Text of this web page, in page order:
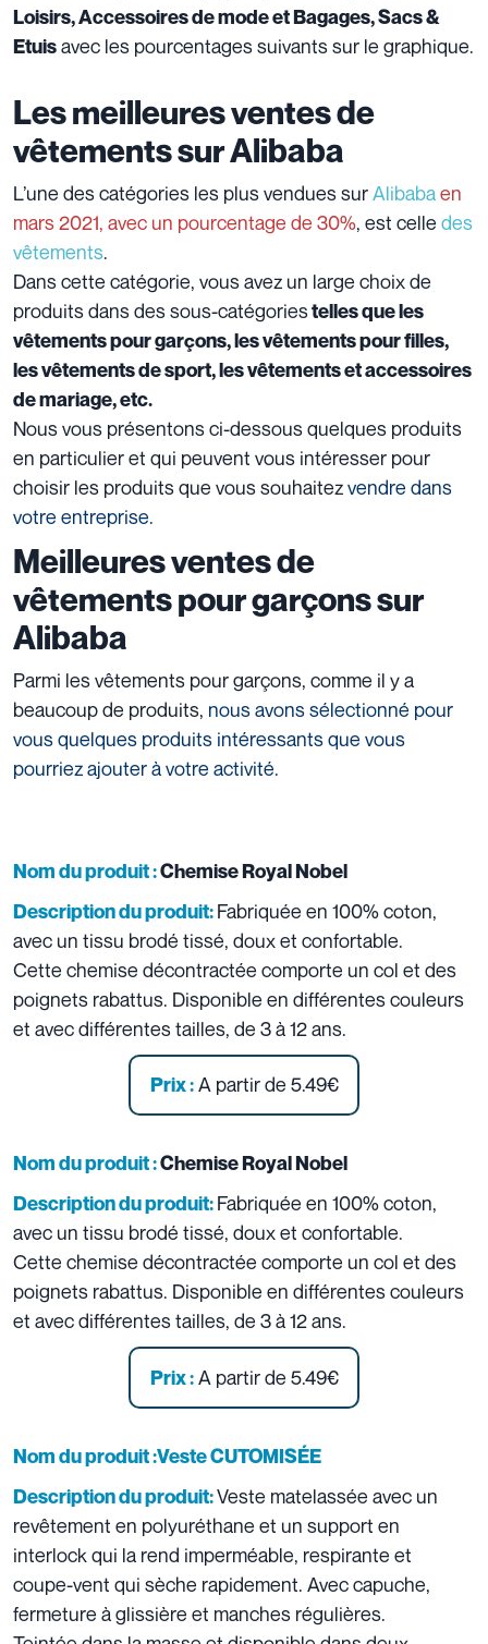
Loisirs, Accessoires de mode et Bagages, Sacs &
Etuisavec les pourcentages suivants sur le graphique.
Les meilleures ventes de
vêtements sur Alibaba
L’une des catégories les plus vendues surAlibabaen
mars 2021, avec un pourcentage de 30%, est celle des
vêtements.
Dans cette catégorie, vous avez un large choix de
produits dans des sous-catégoriestelles que les
vêtements pour garçons, les vêtements pour filles,
les vêtements de sport, les vêtements et accessoires
de mariage, etc.
Nous vous présentons ci-dessous quelques produits
en particulier et qui peuvent vous intéresser pour
choisir les produits que vous souhaitezvendre dans
votre entreprise.
Meilleures ventes de
vêtements pour garçons sur
Alibaba
Parmi les vêtements pour garçons, comme il y a
beaucoup de produits, nous avons sélectionné pour
vous quelques produits intéressants que vous
pourriez ajouter à votre activité.
Nom du produit :Chemise Royal Nobel
Description du produit:Fabriquée en 100% coton,
avec un tissu brodé tissé, doux et confortable.
Cette chemise décontractée comporte un col et des
poignets rabattus. Disponible en différentes couleurs
et avec différentes tailles, de 3 à 12 ans.
Prix :A partir de 5.49€
Nom du produit :Chemise Royal Nobel
Description du produit:Fabriquée en 100% coton,
avec un tissu brodé tissé, doux et confortable.
Cette chemise décontractée comporte un col et des
poignets rabattus. Disponible en différentes couleurs
et avec différentes tailles, de 3 à 12 ans.
Prix :A partir de 5.49€
Nom du produit :Veste CUTOMISÉE
Description du produit:Veste matelassée avec un
revêtement en polyuréthane et un support en
interlock qui la rend imperméable, respirante et
coupe-vent qui sèche rapidement. Avec capuche,
fermeture à glissière et manches régulières.